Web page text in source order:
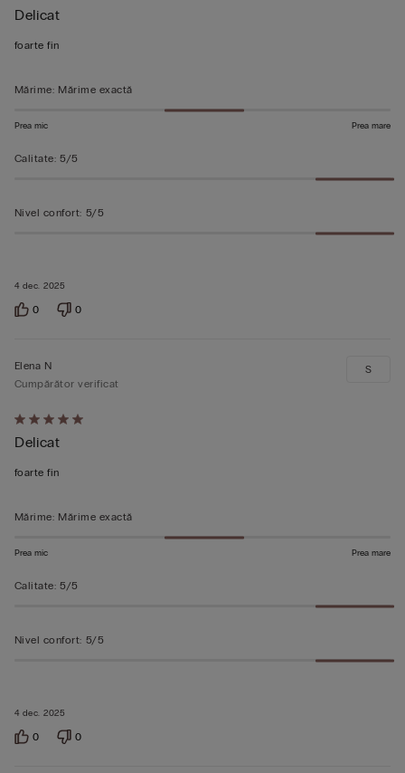
5
din
4 dec. 2025
Delicat
foarte fin
Mărime: Mărime exactă
Prea mic Prea mare
Calitate: 5/5
Nivel confort: 5/5
0 0
Evaluat
5
din
4 dec. 2025
Elena N
Cumpărător verificat
Delicat
foarte fin
S
Mărime: Mărime exactă
Prea mic Prea mare
Calitate: 5/5
Nivel confort: 5/5
0 0